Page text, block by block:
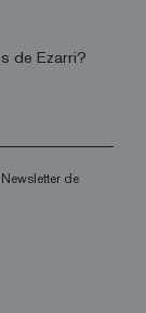
de Ezarri?
de